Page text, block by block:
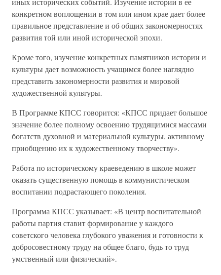
конкретном воплощении в том или ином крае дает более
правильное представление и об общих закономерностях
развития той или иной исторической эпохи.
Кроме того, изучение конкретных памятников истории и
культуры дает возможность учащимся более наглядно
представить закономерности развития и мировой
художественной культуры.
В Программе КПСС говорится: «КПСС придает большое
значение более полному освоению трудящимися массами
богатств духовной и материальной культуры, активному
приобщению их к художественному творчеству».
Работа по историческому краеведению в школе может
оказать существенную помощь в коммунистическом
воспитании подрастающего поколения.
Программа КПСС указывает: «В центр воспитательной
работы партия ставит формирование у каждого
советского человека глубокого уважения и готовности к
добросовестному труду на общее благо, будь то труд
умственный или физический».